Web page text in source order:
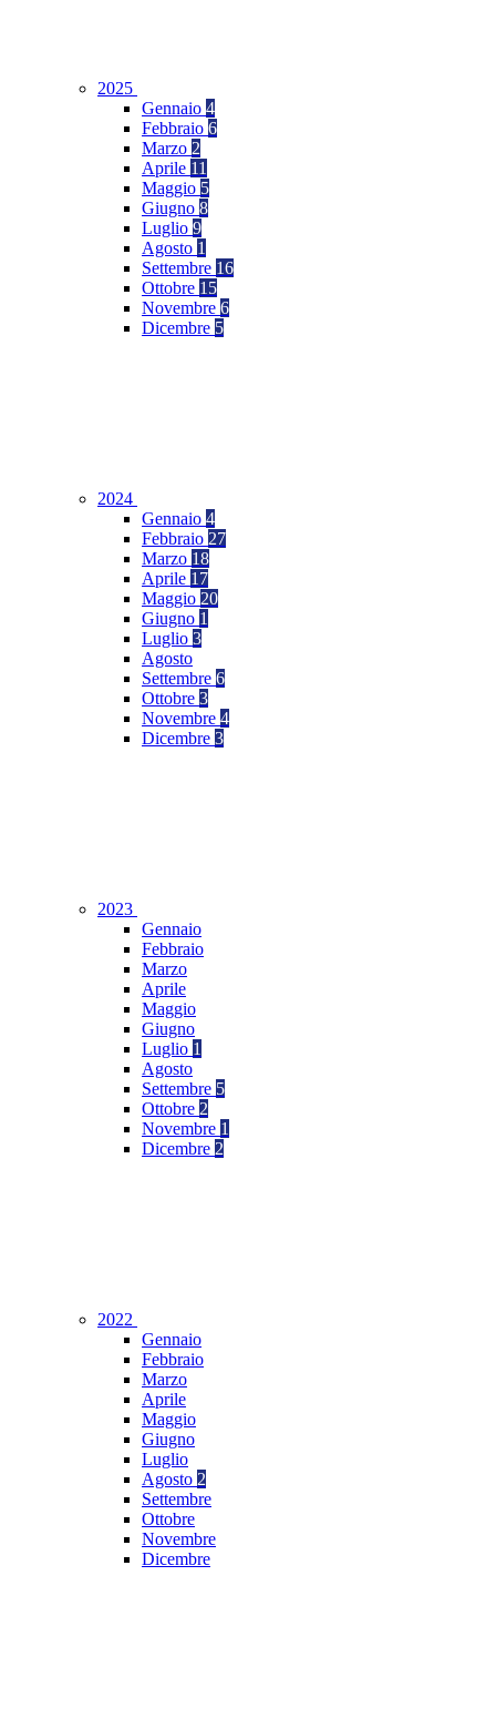
2025
Gennaio 4
Febbraio 6
Marzo 2
Aprile 11
Maggio 5
Giugno 8
Luglio 9
Agosto 1
Settembre 16
Ottobre 15
Novembre 6
Dicembre 5
2024
Gennaio 4
Febbraio 27
Marzo 18
Aprile 17
Maggio 20
Giugno 1
Luglio 3
Agosto
Settembre 6
Ottobre 3
Novembre 4
Dicembre 3
2023
Gennaio
Febbraio
Marzo
Aprile
Maggio
Giugno
Luglio 1
Agosto
Settembre 5
Ottobre 2
Novembre 1
Dicembre 2
2022
Gennaio
Febbraio
Marzo
Aprile
Maggio
Giugno
Luglio
Agosto 2
Settembre
Ottobre
Novembre
Dicembre